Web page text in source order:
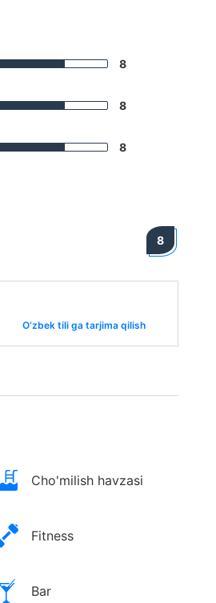
8
8
8
8
O‘zbek tili ga tarjima qilish
Cho'milish havzasi
Fitness
Bar